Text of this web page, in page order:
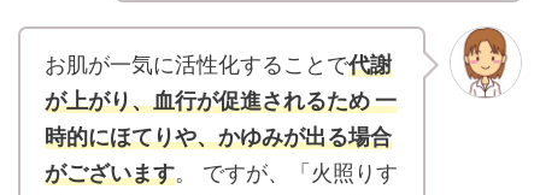
お肌が一気に活性化することで代謝
が上がり、血行が促進されるため 一
時的にほてりや、かゆみが出る場合
がございます。 ですが、「火照りす